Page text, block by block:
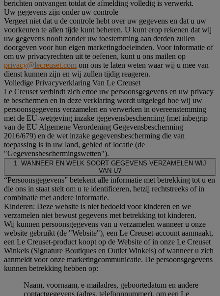
berichten ontvangen totdat de afmelding volledig is verwerkt.
Uw gegevens zijn onder uw controle
Vergeet niet dat u de controle hebt over uw gegevens en dat u uw
voorkeuren te allen tijde kunt beheren. U kunt erop rekenen dat wij
uw gegevens nooit zonder uw toestemming aan derden zullen
doorgeven voor hun eigen marketingdoeleinden. Voor informatie of
om uw privacyrechten uit te oefenen, kunt u ons mailen op
privacy@lecreuset.com om ons te laten weten waar wij u mee van
dienst kunnen zijn en wij zullen tijdig reageren.
Volledige Privacyverklaring Van Le Creuset
Le Creuset verbindt zich ertoe uw persoonsgegevens en uw privacy
te beschermen en in deze verklaring wordt uitgelegd hoe wij uw
persoonsgegevens verzamelen en verwerken in overeenstemming
met de EU-wetgeving inzake gegevensbescherming (met inbegrip
van de EU Algemene Verordening Gegevensbescherming
2016/679) en de wet inzake gegevensbescherming die van
toepassing is in uw land, gebied of locatie (de
"Gegevensbeschermingswetten").
1. WANNEER EN WELK SOORT GEGEVENS VERZAMELEN WIJ
VAN U?
“Persoonsgegevens” betekent alle informatie met betrekking tot u en
die ons in staat stelt om u te identificeren, hetzij rechtstreeks of in
combinatie met andere informatie.
Kinderen: Deze website is niet bedoeld voor kinderen en we
verzamelen niet bewust gegevens met betrekking tot kinderen.
Wij kunnen persoonsgegevens van u verzamelen wanneer u onze
website gebruikt (de "Website"), een Le Creuset-account aanmaakt,
een Le Creuset-product koopt op de Website of in onze Le Creuset
Winkels (Signature Boutiques en Outlet Winkels) of wanneer u zich
aanmeldt voor onze marketingcommunicatie. De persoonsgegevens
kunnen betrekking hebben op:
Naam, voornaam, e-mailadres, geboortedatum en andere
contactgegevens (adres, telefoonnummer), om een Le